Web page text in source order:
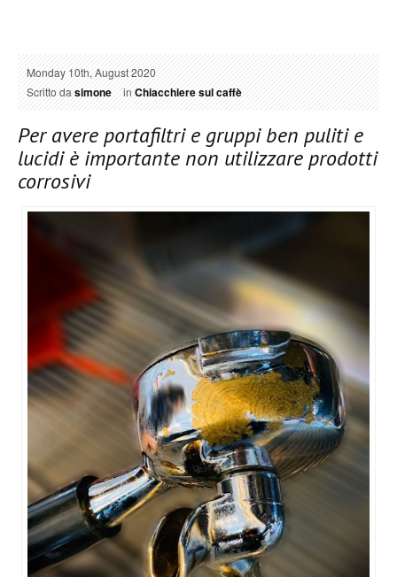
Monday 10th, August 2020
Scritto dasimone inChiacchiere sul caffè
Per avere portafiltri e gruppi ben puliti e
lucidi è importante non utilizzare prodotti
corrosivi